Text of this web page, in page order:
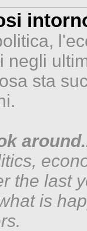
negli
sta
the last
is